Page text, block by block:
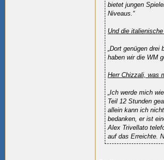
bietet jungen
Niveaus.“
Und die
„Dort genügen drei
haben wir die WM
Herr Chizzali, was
„Ich werde mich
Teil 12 Stunden
allein kann ich
bedanken, er ist
Alex Trivellato
auf das Erreichte.